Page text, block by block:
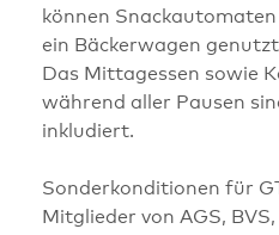
können
ein Bäckerwagen
Das Mittagessen sowie
während aller Pausen
inkludiert.
Sonderkonditionen für
Mitglieder von AGS, BVS,